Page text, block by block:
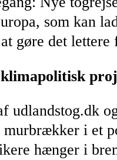
som kan
gøre det
udlandstog.dk
murbrækker i et
hænger i